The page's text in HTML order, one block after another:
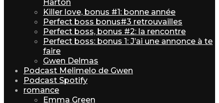
Harton
Killer love, bonus #1: bonne année
Perfect boss bonus#3 retrouvailles
Perfect boss, bonus #2: la rencontre
Perfect boss: bonus 1: J’ai une annonce à te
faire
Gwen Delmas
Podcast Melimelo de Gwen
Podcast Spotify
romance
Emma Green